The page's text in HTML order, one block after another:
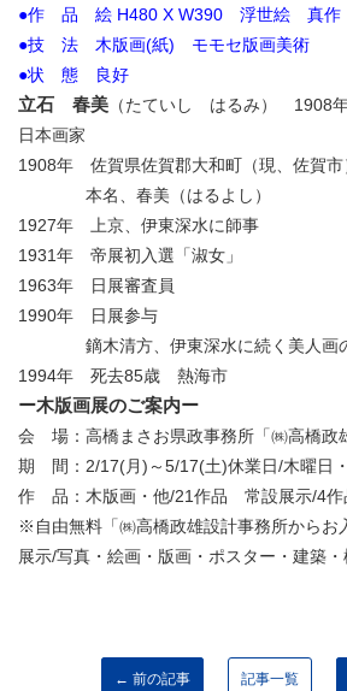
●作 品 絵 H480 X W390 浮世絵 真作
●技 法 木版画(紙) モモセ版画美術
●状 態 良好
立石 春美 （たていし はるみ） 1908
日本画家
1908年 佐賀県佐賀郡大和町（現、佐賀市
本名、春美（はるよし）
1927年 上京、伊東深水に師事
1931年 帝展初入選「淑女」
1963年 日展審査員
1990年 日展参与
鏑木清方、伊東深水に続く美人画
1994年 死去85歳 熱海市
ー木版画展のご案内ー
会 場：高橋まさお県政事務所「㈱高橋政
期 間：2/17(月)～5/17(土)休業日/木曜日
作 品：木版画・他/21作品 常設展示/4作
※自由無料「㈱高橋政雄設計事務所からお
展示/写真・絵画・版画・ポスター・建築
← 前の記事 記事一覧